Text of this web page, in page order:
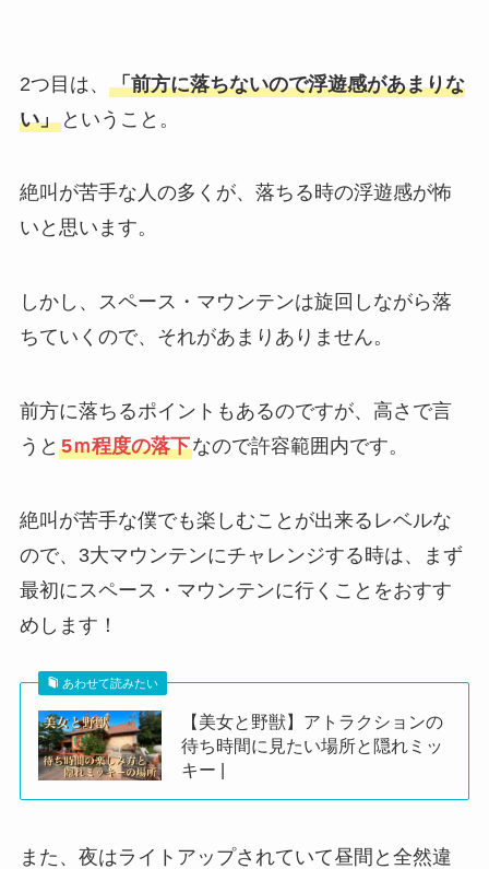
2つ目は、 「前方に落ちないので浮遊感があまりな
い」ということ。
絶叫が苦手な人の多くが、落ちる時の浮遊感が怖
いと思います。
しかし、スペース・マウンテンは旋回しながら落
ちていくので、それがあまりありません。
前方に落ちるポイントもあるのですが、高さで言
うと 5ｍ程度の落下なので許容範囲内です。
絶叫が苦手な僕でも楽しむことが出来るレベルな
ので、3大マウンテンにチャレンジする時は、まず
最初にスペース・マウンテンに行くことをおすす
めします！
あわせて読みたい
【美女と野獣】アトラクションの
待ち時間に見たい場所と隠れミッ
キー |
また、夜はライトアップされていて昼間と全然違